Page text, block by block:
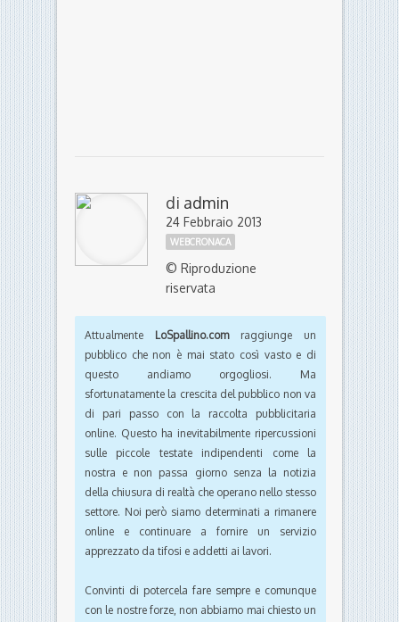
di admin
24 Febbraio 2013
WEBCRONACA
© Riproduzione
riservata
Attualmente LoSpallino.comraggiunge un
pubblico che non è mai stato così vasto e di
questo andiamo orgogliosi. Ma
sfortunatamente la crescita del pubblico non va
di pari passo con la raccolta pubblicitaria
online. Questo ha inevitabilmente ripercussioni
sulle piccole testate indipendenti come la
nostra e non passa giorno senza la notizia
della chiusura di realtà che operano nello stesso
settore. Noi però siamo determinati a rimanere
online e continuare a fornire un servizio
apprezzato da tifosi e addetti ai lavori.
Convinti di potercela fare sempre e comunque
con le nostre forze, non abbiamo mai chiesto un